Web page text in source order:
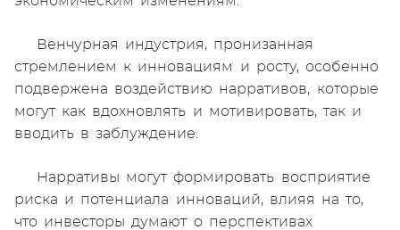
Венчурная индустрия, пронизанная
стремлением к инновациям и росту, особенно
подвержена воздействию нарративов, которые
могут как вдохновлять и мотивировать, так и
вводить в заблуждение.
Нарративы могут формировать восприятие
риска и потенциала инноваций, влияя на то,
что инвесторы думают о перспективах